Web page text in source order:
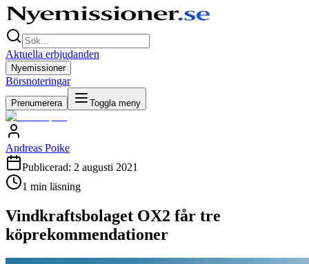
Aktuella erbjudanden
Nyemissioner
Börsnoteringar
Prenumerera Toggla meny
Andreas Poike
Publicerad: 2 augusti 2021
1 min läsning
Vindkraftsbolaget OX2 får tre
köprekommendationer